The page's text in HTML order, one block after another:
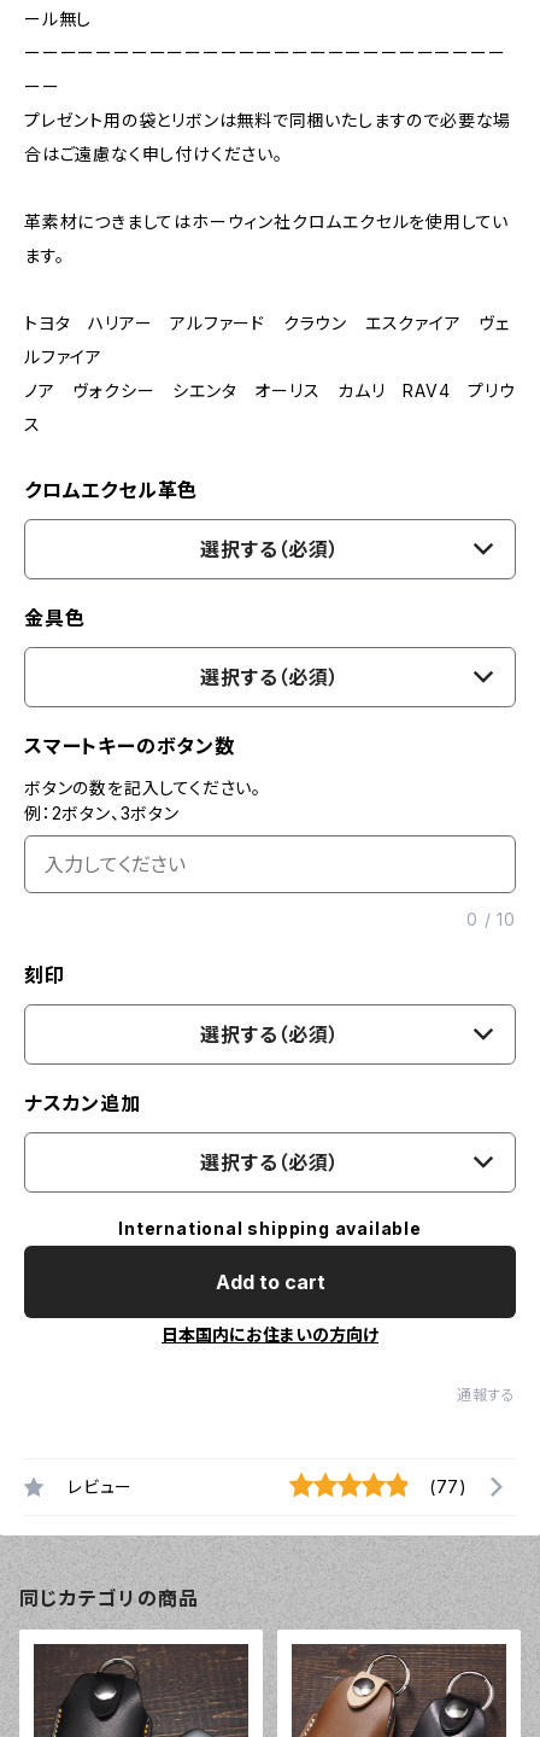
ール無し
ーーーーーーーーーーーーーーーーーーーーーーーーーーー
ーー
プレゼント用の袋とリボンは無料で同梱いたしますので必要な場
合はご遠慮なく申し付けください。
革素材につきましてはホーウィン社クロムエクセルを使用してい
ます。
トヨタ ハリアー アルファード クラウン エスクァイア ヴェ
ルファイア
ノア ヴォクシー シエンタ オーリス カムリ RAV4 プリウ
ス
クロムエクセル革色
選択する（必須）
金具色
選択する（必須）
スマートキーのボタン数
ボタンの数を記入してください。
例：2ボタン、3ボタン
0 /10
刻印
選択する（必須）
ナスカン追加
選択する（必須）
International shipping available
Add to cart
日本国内にお住まいの方向け
通報する
レビュー (77)
同じカテゴリの商品